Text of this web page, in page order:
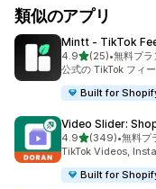
類似のアプリ
Mintt ‑ TikTok
4.95つ星中
(25)
合計レビュー数：25
•無料プラ
公式の TikTok フィ
Built for
Video Slider:
4.95つ星中
(349)
合計レビュー数：
•無料プ
TikTok Videos,
Built for